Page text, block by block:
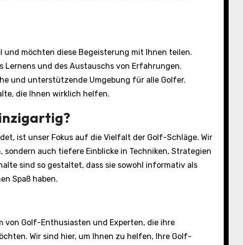
und möchten diese Begeisterung mit Ihnen teilen.
Lernens und des Austauschs von Erfahrungen.
und unterstützende Umgebung für alle Golfer.
die Ihnen wirklich helfen.
ist unser Fokus auf die Vielfalt der Golf-Schläge. Wir
auch tiefere Einblicke in Techniken, Strategien
sind so gestaltet, dass sie sowohl informativ als
Spaß haben.
von Golf-Enthusiasten und Experten, die ihre
Wir sind hier, um Ihnen zu helfen, Ihre Golf-